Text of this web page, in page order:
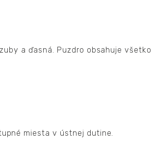
a ďasná. Puzdro obsahuje všetko
miesta v ústnej dutine.